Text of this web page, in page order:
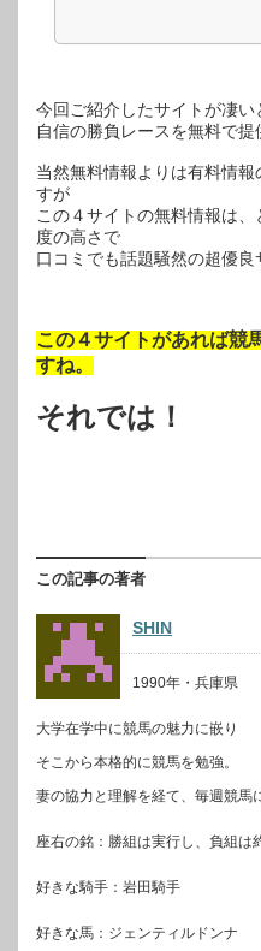
今回ご紹介したサイトが凄
自信の勝負レースを無料で提
当然無料情報よりは有料情
すが
この４サイトの無料情報は
度の高さで
口コミでも話題騒然の超優良
この４サイトがあれば競
すね。
それでは！
この記事の著者
SHIN
1990年・兵庫県
大学在学中に競馬の魅力に嵌り
そこから本格的に競馬を勉強。
妻の協力と理解を経て、毎週競馬
座右の銘：勝組は実行し、負組は
好きな騎手：岩田騎手
好きな馬：ジェンティルドンナ